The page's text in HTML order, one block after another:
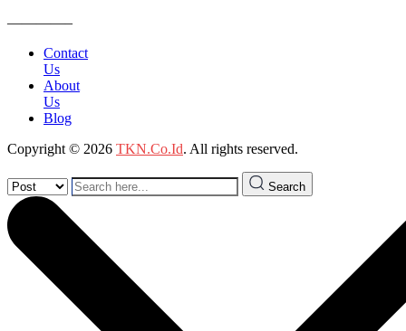
————–
Contact
Us
About
Us
Blog
Copyright © 2026 TKN.Co.Id. All rights reserved.
Search